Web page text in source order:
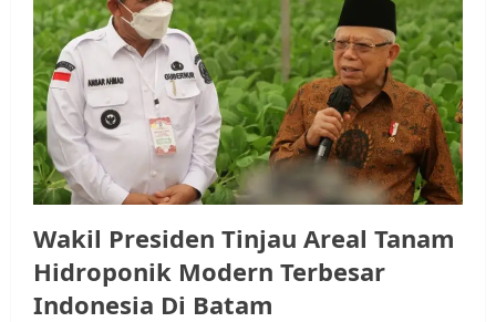
Wakil Presiden Tinjau Areal Tanam
Hidroponik Modern Terbesar
Indonesia Di Batam